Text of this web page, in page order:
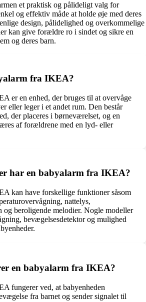
et praktisk og pålideligt valg for
og effektiv måde at holde øje med deres
design, pålidelighed og overkommelige
kan give forældre ro i sindet og sikre en
og deres barn.
fra IKEA?
er en enhed, der bruges til at overvåge
eller leger i et andet rum. Den består
der placeres i børneværelset, og en
af forældrene med en lyd- eller
har en babyalarm fra IKEA?
kan have forskellige funktioner såsom
nattelys,
og beroligende melodier. Nogle modeller
bevægelsesdetektor og mulighed
en babyalarm fra IKEA?
fungerer ved, at babyenheden
fra barnet og sender signalet til